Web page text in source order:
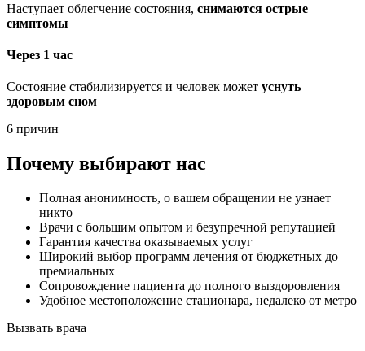
Наступает облегчение состояния, снимаются острые
симптомы
Через 1 час
Состояние стабилизируется и человек может уснуть
здоровым сном
6 причин
Почему выбирают нас
Полная анонимность, о вашем обращении не узнает
никто
Врачи с большим опытом и безупречной репутацией
Гарантия качества оказываемых услуг
Широкий выбор программ лечения от бюджетных до
премиальных
Сопровождение пациента до полного выздоровления
Удобное местоположение стационара, недалеко от метро
Вызвать врача